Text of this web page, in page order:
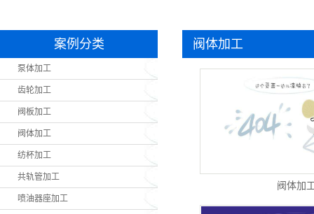
案例分类
泵体加工
齿轮加工
阀板加工
阀体加工
纺杯加工
共轨管加工
喷油器座加工
阀体加工
阀体加